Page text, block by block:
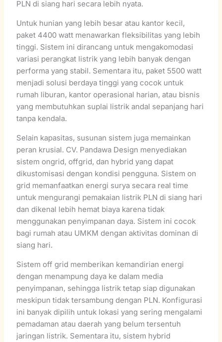
PLN di siang hari secara lebih nyata.
Untuk hunian yang lebih besar atau kantor kecil,
paket 4400 watt menawarkan fleksibilitas yang lebih
tinggi. Sistem ini dirancang untuk mengakomodasi
variasi perangkat listrik yang lebih banyak dengan
performa yang stabil. Sementara itu, paket 5500 watt
menjadi solusi berdaya tinggi yang cocok untuk
rumah liburan, kantor operasional harian, atau bisnis
yang membutuhkan suplai listrik andal sepanjang hari
tanpa kendala.
Selain kapasitas, susunan sistem juga memainkan
peran krusial. CV. Pandawa Design menyediakan
sistem ongrid, offgrid, dan hybrid yang dapat
dikustomisasi dengan kondisi pengguna. Sistem on
grid memanfaatkan energi surya secara real time
untuk mengurangi pemakaian listrik PLN di siang hari
dan dikenal lebih hemat biaya karena tidak
menggunakan penyimpanan daya. Sistem ini cocok
bagi rumah atau UMKM dengan aktivitas dominan di
siang hari.
Sistem off grid memberikan kemandirian energi
dengan menampung daya ke dalam media
penyimpanan, sehingga listrik tetap siap digunakan
meskipun tidak tersambung dengan PLN. Konfigurasi
ini banyak dipilih untuk lokasi yang sering mengalami
pemadaman atau daerah yang belum tersentuh
jaringan listrik. Sementara itu, sistem hybrid